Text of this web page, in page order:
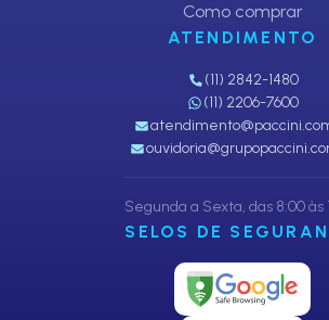
Como comprar
ATENDIMENTO
(11) 2842-1480
(11) 2206-7600
Segunda a Sexta, das 8:00 às
SELOS DE